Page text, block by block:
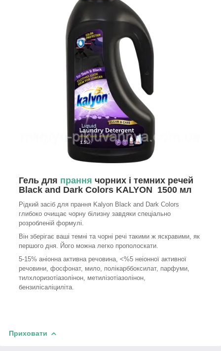
Гель для прання чорних і темних речей
Black and Dark Colors KALYON 1500 мл
Рідкий засіб для прання Kalyon Black and Dark Colors
глибоко очищає чорну білизну завдяки спеціально
розробленій формулі.
Він зберігає ваші темні та чорні речі такими ж яскравими, як
першого дня. Його можна легко прополоскати.
5-15% аніонна активна речовина, <%5 неіонної активної
речовини, фосфонат, мило, полікарббоксилат, парфуми,
тилхлоризотіазолінон, метилізотіазолінон,
бензилісаліциліта.
Приховати